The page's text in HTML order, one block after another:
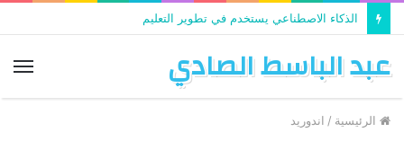
الذكاء الاصطناعي يستخدم في تطوير التعليم
عبد الباسط الصادي
الرئيسية / اندوريد